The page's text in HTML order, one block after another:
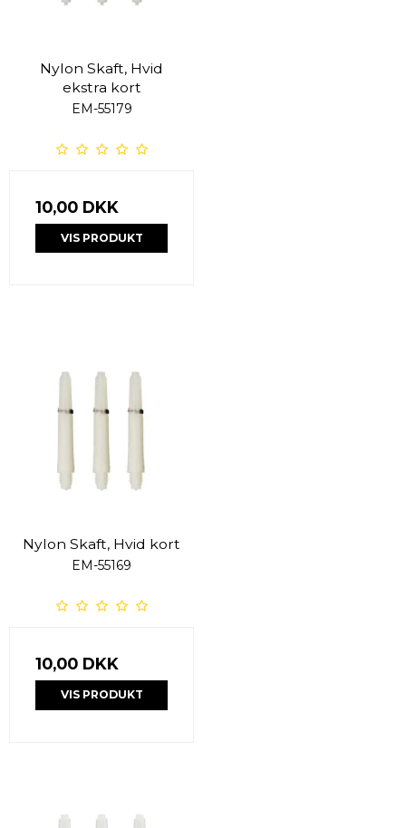
Nylon Skaft, Hvid
ekstra kort
EM-55179
10,00 DKK
VIS PRODUKT
Nylon Skaft, Hvid kort
EM-55169
10,00 DKK
VIS PRODUKT